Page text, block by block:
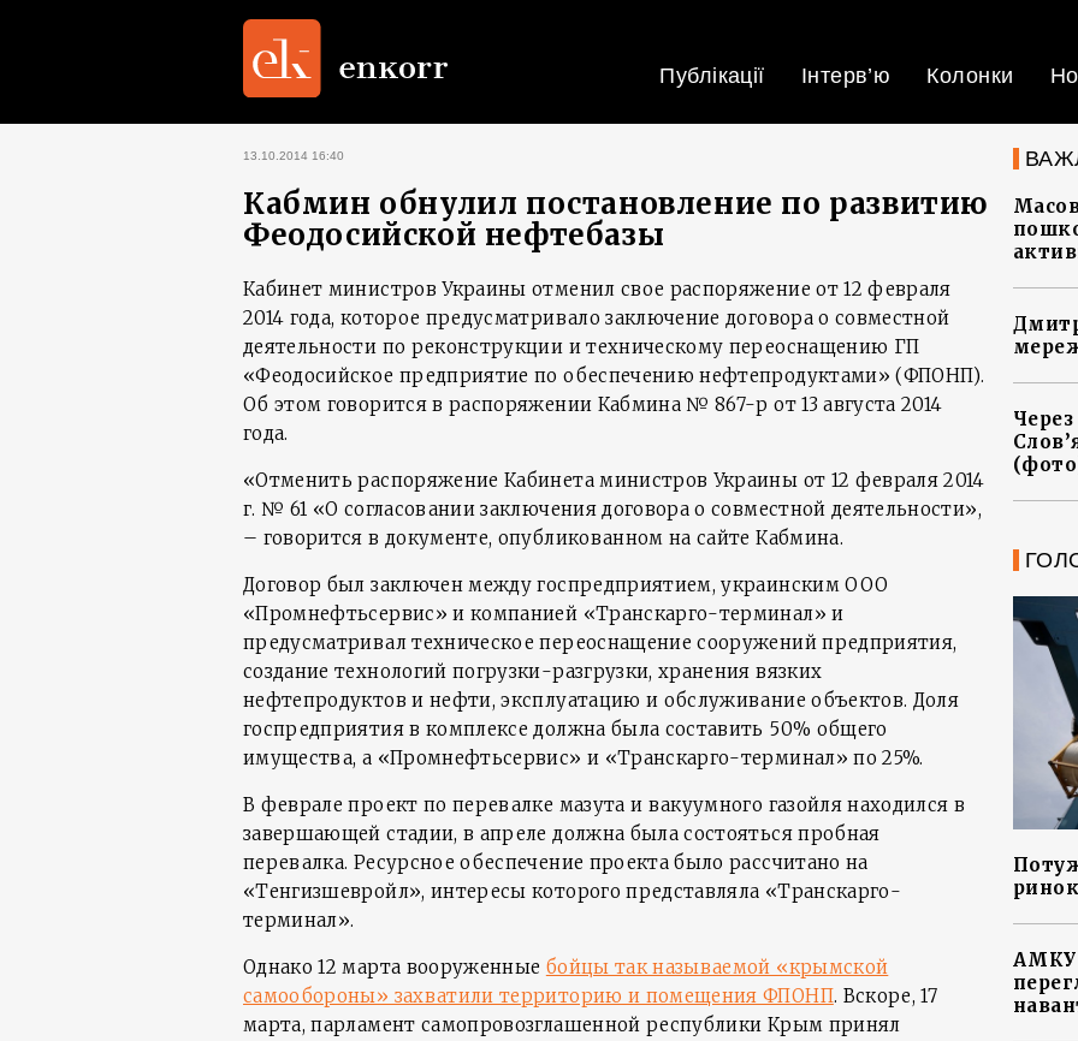
Публікації Інтерв’ю Колонки
13.10.2014 16:40
Кабмин обнулил постановление по развитию
Феодосийской нефтебазы
Кабинет министров Украины отменил свое распоряжение от 12 февраля
2014 года, которое предусматривало заключение договора о совместной
деятельности по реконструкции и техническому переоснащению ГП
«Феодосийское предприятие по обеспечению нефтепродуктами» (ФПОНП).
Об этом говорится в распоряжении Кабмина № 867-р от 13 августа 2014
года.
«Отменить распоряжение Кабинета министров Украины от 12 февраля 2014
г. № 61 «О согласовании заключения договора о совместной деятельности»,
– говорится в документе, опубликованном на сайте Кабмина.
Договор был заключен между госпредприятием, украинским ООО
«Промнефтьсервис» и компанией «Транскарго-терминал» и
предусматривал техническое переоснащение сооружений предприятия,
создание технологий погрузки-разгрузки, хранения вязких
нефтепродуктов и нефти, эксплуатацию и обслуживание объектов. Доля
госпредприятия в комплексе должна была составить 50% общего
имущества, а «Промнефтьсервис» и «Транскарго-терминал» по 25%.
В феврале проект по перевалке мазута и вакуумного газойля находился в
завершающей стадии, в апреле должна была состояться пробная
перевалка. Ресурсное обеспечение проекта было рассчитано на
«Тенгизшевройл», интересы которого представляла «Транскарго-
терминал».
Однако 12 марта вооруженные бойцы так называемой «крымской
самообороны» захватили территорию и помещения ФПОНП. Вскоре, 17
марта, парламент самопровозглашенной республики Крым принял
Через
АМКУ